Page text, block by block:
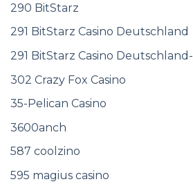
290 BitStarz
291 BitStarz Casino Deutschland
291 BitStarz Casino Deutschland-
302 Crazy Fox Casino
35-Pelican Casino
3600anch
587 coolzino
595 magius casino